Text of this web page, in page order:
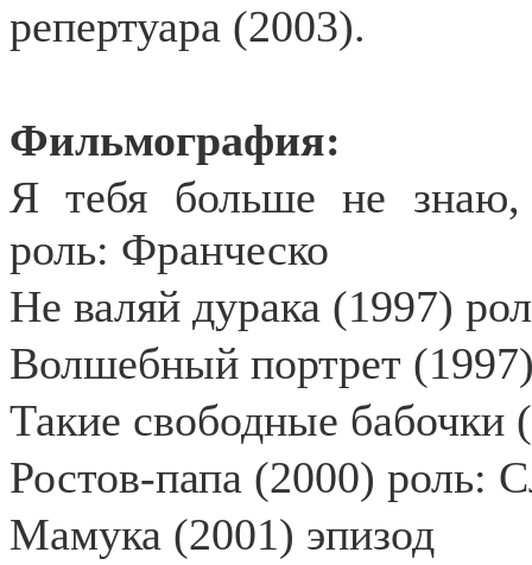
репертуара (2003).
Фильмография:
Я тебя больше не знаю,
роль: Франческо
Не валяй дурака (1997)
Волшебный портрет
Такие свободные бабочки
Ростов-папа (2000) роль:
Мамука (2001) эпизод